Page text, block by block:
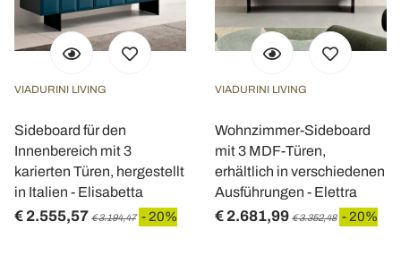
VIADURINI LIVING
Sideboard für den
Innenbereich mit 3
karierten Türen, hergestellt
in Italien - Elisabetta
€ 2.555,57 € 3.194,47 - 20%
VIADURINI LIVING
Wohnzimmer-Sideboard
mit 3 MDF-Türen,
erhältlich in verschiedenen
Ausführungen - Elettra
€ 2.681,99 € 3.352,48 - 20%